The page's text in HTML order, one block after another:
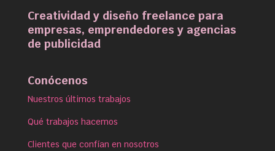
Creatividad y diseño freelance para
empresas, emprendedores y agencias
de publicidad
Conócenos
Nuestros últimos trabajos
Qué trabajos hacemos
Clientes que confían en nosotros